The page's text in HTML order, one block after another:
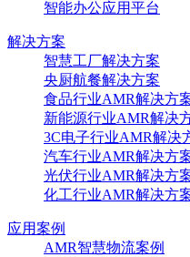
智能办公应用平台
解决方案
智慧工厂解决方案
央厨航餐解决方案
食品行业AMR解决方
新能源行业AMR解决
3C电子行业AMR解决
汽车行业AMR解决方
光伏行业AMR解决方
化工行业AMR解决方
应用案例
AMR智慧物流案例